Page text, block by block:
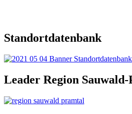
Standortdatenbank
Leader Region